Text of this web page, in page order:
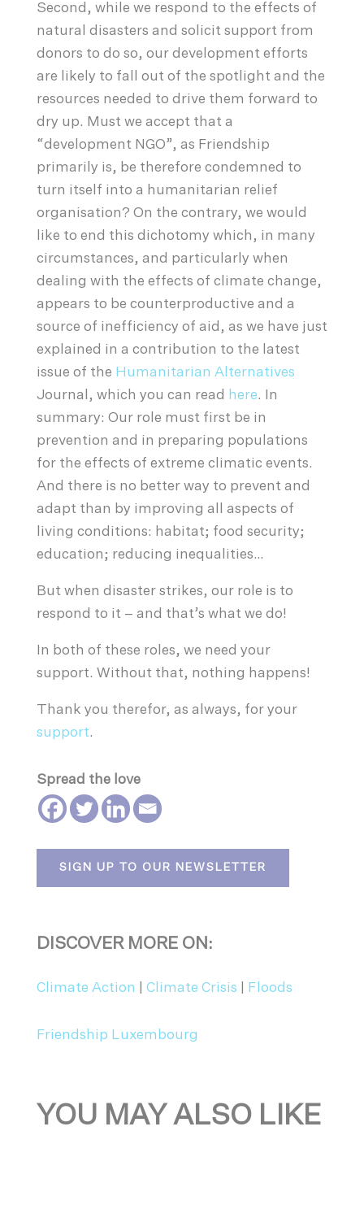
Second, while we respond to the effects of
natural disasters and solicit support from
donors to do so, our development efforts
are likely to fall out of the spotlight and the
resources needed to drive them forward to
dry up. Must we accept that a
“development NGO”, as Friendship
primarily is, be therefore condemned to
turn itself into a humanitarian relief
organisation? On the contrary, we would
like to end this dichotomy which, in many
circumstances, and particularly when
dealing with the effects of climate change,
appears to be counterproductive and a
source of inefficiency of aid, as we have just
explained in a contribution to the latest
issue of the Humanitarian Alternatives
Journal, which you can read here. In
summary: Our role must first be in
prevention and in preparing populations
for the effects of extreme climatic events.
And there is no better way to prevent and
adapt than by improving all aspects of
living conditions: habitat; food security;
education; reducing inequalities…
But when disaster strikes, our role is to
respond to it – and that’s what we do!
In both of these roles, we need your
support. Without that, nothing happens!
Thank you therefor, as always, for your
support.
Spread the love
SIGN UP TO OUR NEWSLETTER
DISCOVER MORE ON:
Climate Action Climate Crisis Floods
Friendship Luxembourg
YOU MAY ALSO LIKE